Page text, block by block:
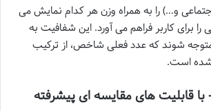
و…) را به همراه وزن هر کدام نمایش می
برای کاربر فراهم می آورد. این شفافیت به
شوند که عدد فعلی شاخص، از ترکیب
شده است.